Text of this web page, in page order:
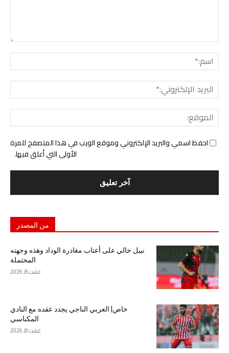
احفظ اسمي والبريد الإلكتروني وموقع الويب في هذا المتصفح للمرة
الأولى التي أعلق فيها.
من المصدر
نبيل خالي على أعتاب مغادرة الوداد وهذه وجهته
المحتملة
غشت 8, 2026
خاص| العربي الناجي يجدد عقده مع النادي
المكناسي
غشت 8, 2026